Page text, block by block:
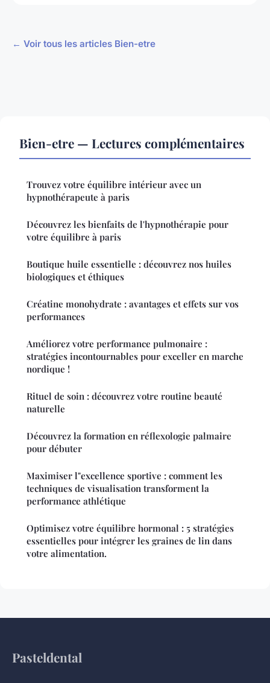
← Voir tous les articles Bien-etre
Bien-etre — Lectures complémentaires
Trouvez votre équilibre intérieur avec un
hypnothérapeute à paris
Découvrez les bienfaits de l'hypnothérapie pour
votre équilibre à paris
Boutique huile essentielle : découvrez nos huiles
biologiques et éthiques
Créatine monohydrate : avantages et effets sur vos
performances
Améliorez votre performance pulmonaire :
stratégies incontournables pour exceller en marche
nordique !
Rituel de soin : découvrez votre routine beauté
naturelle
Découvrez la formation en réflexologie palmaire
pour débuter
Maximiser l"excellence sportive : comment les
techniques de visualisation transforment la
performance athlétique
Optimisez votre équilibre hormonal : 5 stratégies
essentielles pour intégrer les graines de lin dans
votre alimentation.
Pasteldental